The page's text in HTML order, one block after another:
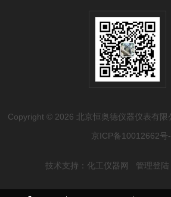
Copyright © 2026 北京恒奥德仪器仪表有
京ICP备10012662号
技术支持： 化工仪器网 管理登陆